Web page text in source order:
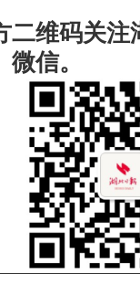
二维码关注
微信。